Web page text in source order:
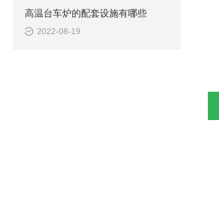
高温台车炉的配套设施有哪些
2022-08-19